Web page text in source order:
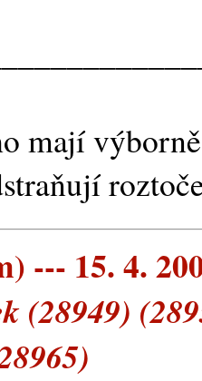
mají
--- 15. 4.
(28949)